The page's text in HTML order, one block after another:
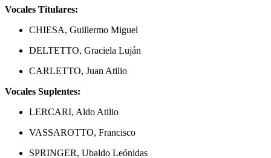
Vocales Titulares:
CHIESA, Guillermo Miguel
DELTETTO, Graciela Luján
CARLETTO, Juan Atilio
Vocales Suplentes:
LERCARI, Aldo Atilio
VASSAROTTO, Francisco
SPRINGER, Ubaldo Leónidas